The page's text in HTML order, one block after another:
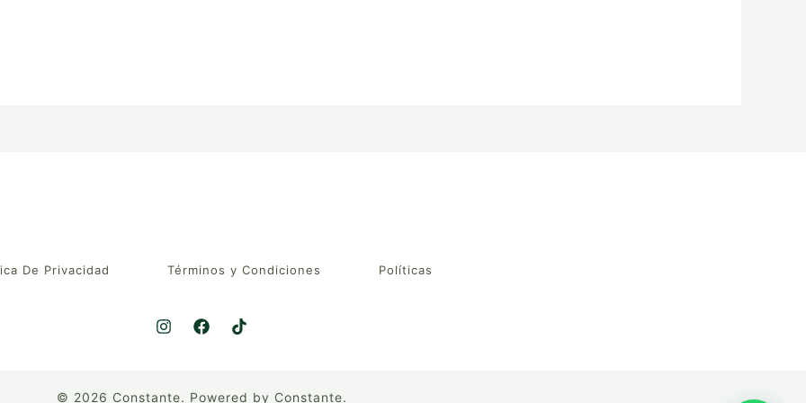
De Privacidad Términos y Condiciones Políticas
© 2026 Constante. Powered by Constante.